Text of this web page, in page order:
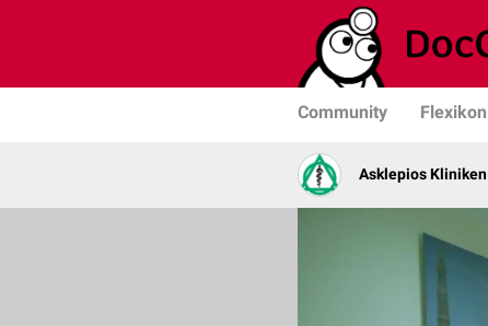
Community Flexikon
Asklepios Kliniken